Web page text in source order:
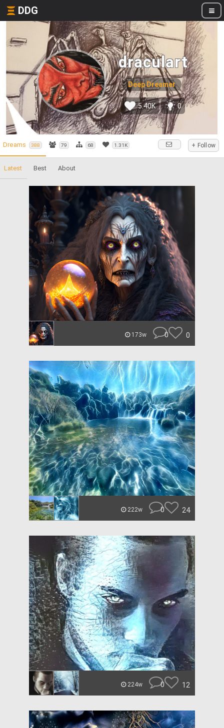
DDG
draculart
Deep Dreamer
5.40K 0
Dreams 388 79 68 1.31K + Follow
Latest Best About
173w 0 0
222w 0 24
224w 0 12